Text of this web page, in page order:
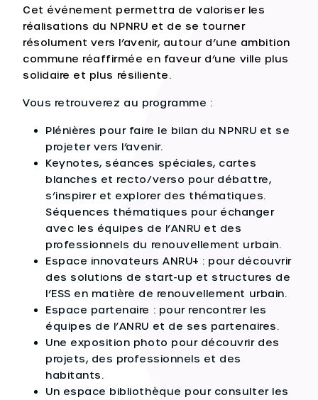
Cet événement permettra de valoriser les
réalisations du NPNRU et de se tourner
résolument vers l’avenir, autour d’une ambition
commune réaffirmée en faveur d’une ville plus
solidaire et plus résiliente.
Vous retrouverez au programme :
Plénières pour faire le bilan du NPNRU et se
projeter vers l’avenir.
Keynotes, séances spéciales, cartes
blanches et recto/verso pour débattre,
s’inspirer et explorer des thématiques.
Séquences thématiques pour échanger
avec les équipes de l’ANRU et des
professionnels du renouvellement urbain.
Espace innovateurs ANRU+ : pour découvrir
des solutions de start-up et structures de
l’ESS en matière de renouvellement urbain.
Espace partenaire : pour rencontrer les
équipes de l’ANRU et de ses partenaires.
Une exposition photo pour découvrir des
projets, des professionnels et des
habitants.
Un espace bibliothèque pour consulter les